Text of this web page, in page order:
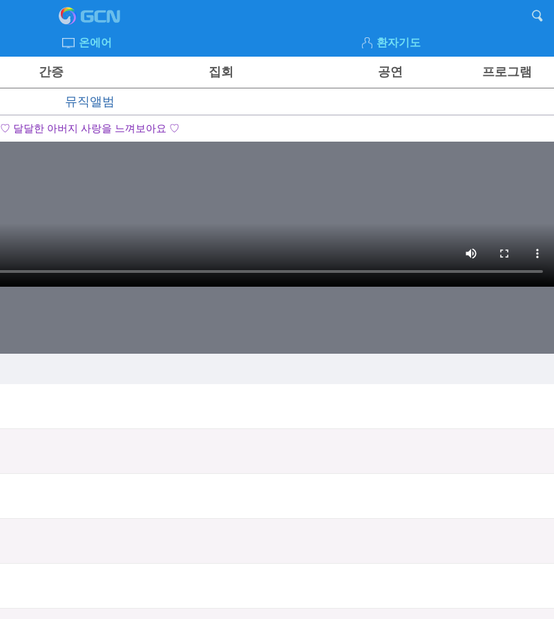
온에어 환자기도
간증 집회 공연 프로그램
뮤직앨범
♡ 달달한 아버지 사랑을 느껴보아요 ♡